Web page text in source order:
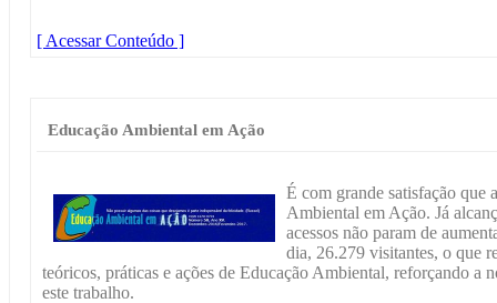
[ Acessar Conteúdo ]
Educação Ambiental em Ação
É com grande satisfação que
Ambiental em Ação. Já
acessos não param de
dia, 26.279 visitantes, o que
teóricos, práticas e ações de Educação Ambiental, reforçando a
este trabalho.